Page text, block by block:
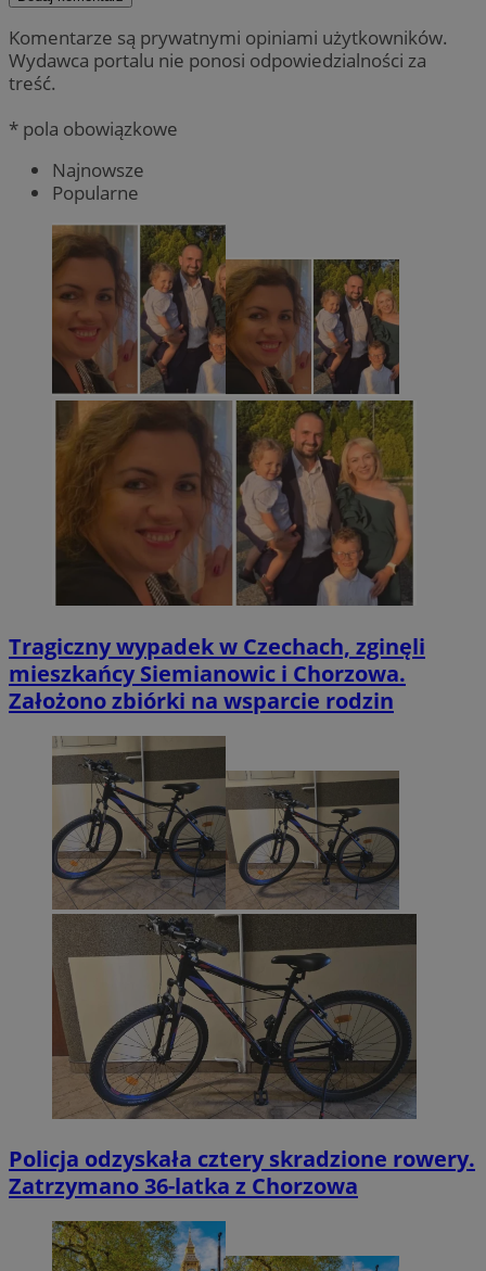
Komentarze są prywatnymi opiniami użytkowników.
Wydawca portalu nie ponosi odpowiedzialności za
treść.
* pola obowiązkowe
Najnowsze
Popularne
Tragiczny wypadek w Czechach, zginęli
mieszkańcy Siemianowic i Chorzowa.
Założono zbiórki na wsparcie rodzin
Policja odzyskała cztery skradzione rowery.
Zatrzymano 36-latka z Chorzowa